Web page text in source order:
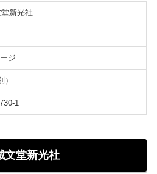
新光社
ジ
1
文堂新光社